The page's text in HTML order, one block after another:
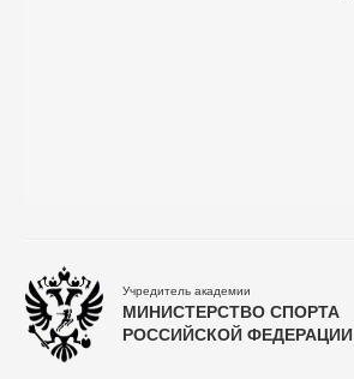
Учредитель академии
МИНИСТЕРСТВО СПОРТА
РОССИЙСКОЙ ФЕДЕРАЦИИ